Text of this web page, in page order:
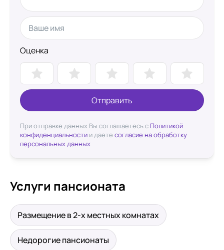
Оценка
Отправить
При отправке данных Вы соглашаетесь с Политикой
конфиденциальности и даете согласие на обработку
персональных данных
Услуги пансионата
Размещение в 2-х местных комнатах
Недорогие пансионаты